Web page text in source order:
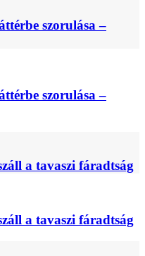
szorulása –
szorulása –
a tavaszi fáradtság
a tavaszi fáradtság